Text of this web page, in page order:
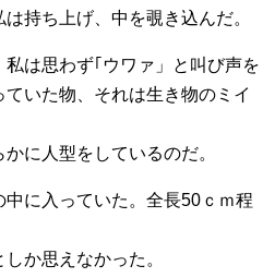
持ち上げ、中を覗き込んだ。
は思わず｢ウワァ」と叫び声を
ていた物、それは生き物のミイ
に人型をしているのだ。
に入っていた。全長50ｃｍ程
か思えなかった。